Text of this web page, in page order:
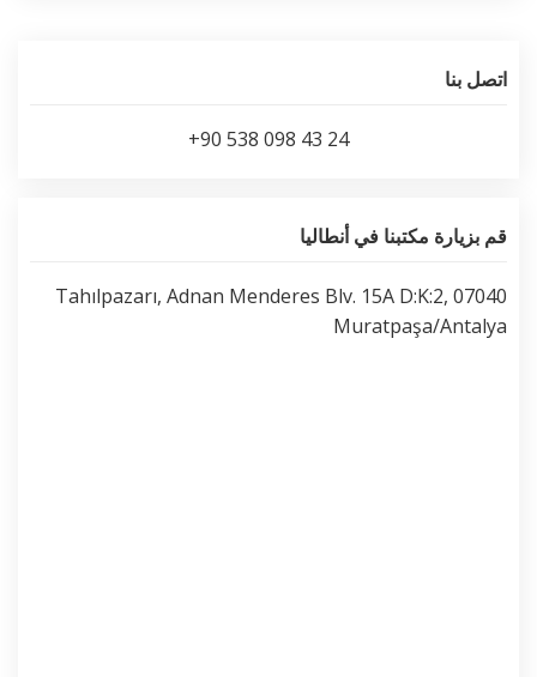
اتصل بنا
+90 538 098 43 24
قم بزيارة مكتبنا في أنطاليا
Tahılpazarı, Adnan Menderes Blv. 15A D:K:2, 07040
Muratpaşa/Antalya